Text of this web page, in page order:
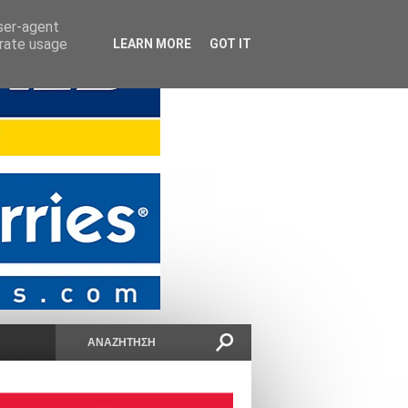
agent
usage
LEARN MORE GOT IT